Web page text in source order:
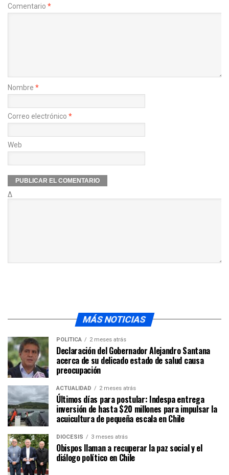
Comentario *
Nombre *
Correo electrónico *
Web
Δ
MÁS NOTICIAS
POLÍTICA 2 meses atrás
Declaración del Gobernador Alejandro Santana
acerca de su delicado estado de salud causa
preocupación
ACTUALIDAD 2 meses atrás
Últimos días para postular: Indespa entrega
inversión de hasta $20 millones para impulsar la
acuicultura de pequeña escala en Chile
DIÓCESIS 3 meses atrás
Obispos llaman a recuperar la paz social y el
diálogo político en Chile